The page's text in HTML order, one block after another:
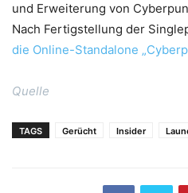
und Erweiterung von
Nach Fertigstellung der
die Online-Standalone
Quelle
TAGS Gerücht Insider